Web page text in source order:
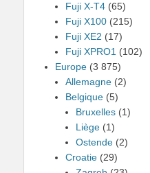
Fuji X-T4 (65)
Fuji X100 (215)
Fuji XE2 (17)
Fuji XPRO1 (102)
Europe (3 875)
Allemagne (2)
Belgique (5)
Bruxelles (1)
Liège (1)
Ostende (2)
Croatie (29)